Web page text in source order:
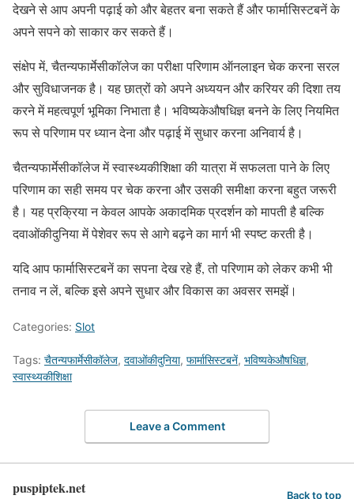
देखने से आप अपनी पढ़ाई को और बेहतर बना सकते हैं और फार्मासिस्टबनें के
अपने सपने को साकार कर सकते हैं।
संक्षेप में, चैतन्यफार्मेसीकॉलेज का परीक्षा परिणाम ऑनलाइन चेक करना सरल
और सुविधाजनक है। यह छात्रों को अपने अध्ययन और करियर की दिशा तय
करने में महत्वपूर्ण भूमिका निभाता है। भविष्यकेऔषधिज्ञ बनने के लिए नियमित
रूप से परिणाम पर ध्यान देना और पढ़ाई में सुधार करना अनिवार्य है।
चैतन्यफार्मेसीकॉलेज में स्वास्थ्यकीशिक्षा की यात्रा में सफलता पाने के लिए
परिणाम का सही समय पर चेक करना और उसकी समीक्षा करना बहुत जरूरी
है। यह प्रक्रिया न केवल आपके अकादमिक प्रदर्शन को मापती है बल्कि
दवाओंकीदुनिया में पेशेवर रूप से आगे बढ़ने का मार्ग भी स्पष्ट करती है।
यदि आप फार्मासिस्टबनें का सपना देख रहे हैं, तो परिणाम को लेकर कभी भी
तनाव न लें, बल्कि इसे अपने सुधार और विकास का अवसर समझें।
Categories: Slot
Tags: चैतन्यफार्मेसीकॉलेज, दवाओंकीदुनिया, फार्मासिस्टबनें, भविष्यकेऔषधिज्ञ,
स्वास्थ्यकीशिक्षा
Leave a Comment
puspiptek.net Back to top